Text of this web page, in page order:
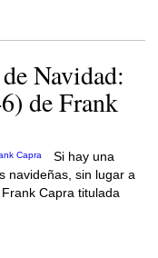
Navidad:
de Frank
Si hay una
navideñas, sin lugar a
Capra titulada